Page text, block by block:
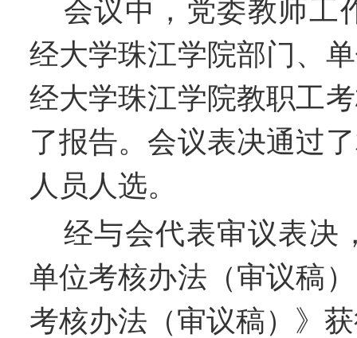
会议中 ， 党委教师工
经大学珠江学院部门、
经大学珠江学院教职工
了报告。会议表决通过
人员人选。
经与会代表审议表决
单位考核办法（审议稿
考核办法（审议稿）》